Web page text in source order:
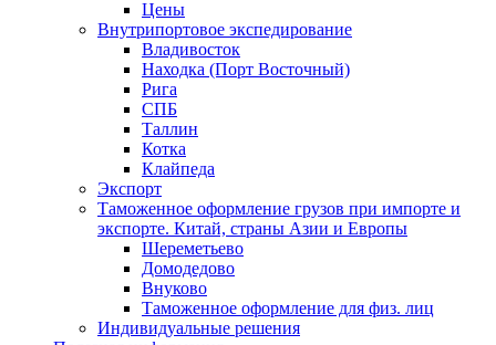
Цены
Внутрипортовое экспедирование
Владивосток
Находка (Порт Восточный)
Рига
СПБ
Таллин
Котка
Клайпеда
Экспорт
Таможенное оформление грузов при импорте и
экспорте. Китай, страны Азии и Европы
Шереметьево
Домодедово
Внуково
Таможенное оформление для физ. лиц
Индивидуальные решения